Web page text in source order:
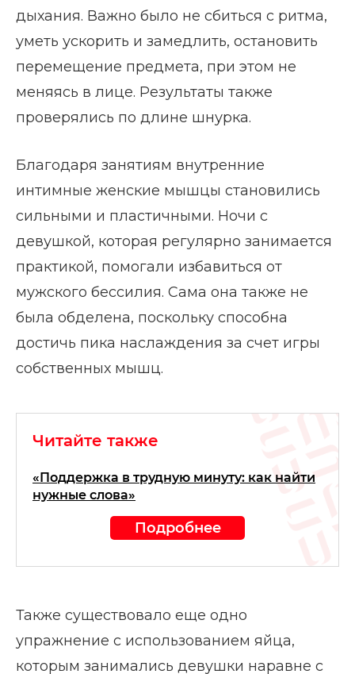
дыхания. Важно было не сбиться с ритма,
уметь ускорить и замедлить, остановить
перемещение предмета, при этом не
меняясь в лице. Результаты также
проверялись по длине шнурка.
Благодаря занятиям внутренние
интимные женские мышцы становились
сильными и пластичными. Ночи с
девушкой, которая регулярно занимается
практикой, помогали избавиться от
мужского бессилия. Сама она также не
была обделена, поскольку способна
достичь пика наслаждения за счет игры
собственных мышц.
Читайте также
«Поддержка в трудную минуту: как найти
нужные слова»
Подробнее
Также существовало еще одно
упражнение с использованием яйца,
которым занимались девушки наравне с